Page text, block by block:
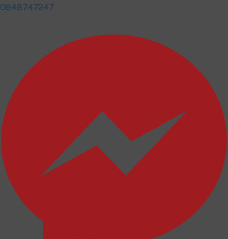
0848747247